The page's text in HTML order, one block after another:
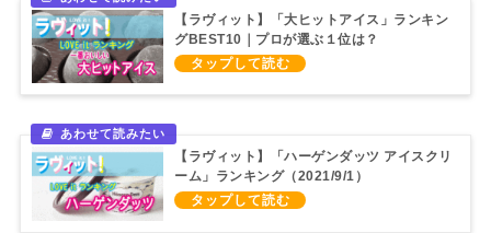
【ラヴィット】「大ヒットアイス」ランキン
グBEST10｜プロが選ぶ１位は？
（2021/4/21）
【ラヴィット】「ハーゲンダッツ アイスクリ
ーム」ランキング（2021/9/1）